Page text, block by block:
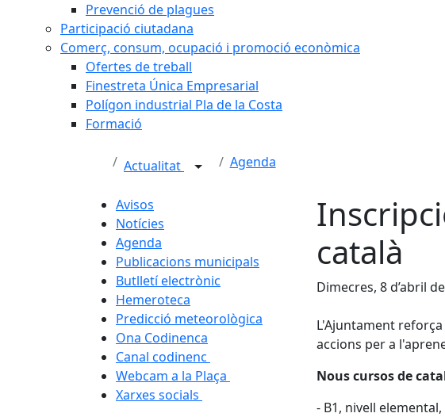
Prevenció de plagues
Participació ciutadana
Comerç, consum, ocupació i promoció econòmica
Ofertes de treball
Finestreta Única Empresarial
Polígon industrial Pla de la Costa
Formació
Actualitat Agenda
Avisos
Notícies
Agenda
Publicacions municipals
Butlletí electrònic
Hemeroteca
Predicció meteorològica
Ona Codinenca
Canal codinenc
Webcam a la Plaça
Xarxes socials
català
Dimecres, 8 d’abril
L'Ajuntament
accions per a
Nous cursos de
- B1, nivell